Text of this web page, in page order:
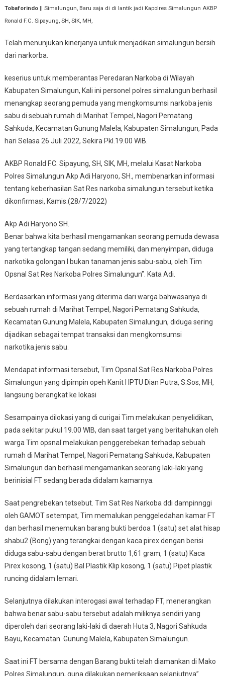
Tobaforindo|| Simalungun, Baru saja di di lantik jadi Kapolres Simalungun AKBP
Ronald F.C. Sipayung, SH, SIK, MH,
Telah menunjukan kinerjanya untuk menjadikan simalungun bersih
dari narkorba.
keserius untuk memberantas Peredaran Narkoba di Wilayah
Kabupaten Simalungun, Kali ini personel polres simalungun berhasil
menangkap seorang pemuda yang mengkomsumsi narkoba jenis
sabu di sebuah rumah di Marihat Tempel, Nagori Pematang
Sahkuda, Kecamatan Gunung Malela, Kabupaten Simalungun, Pada
hari Selasa 26 Juli 2022, Sekira Pkl.19.00 WIB.
AKBP Ronald F.C. Sipayung, SH, SIK, MH, melalui Kasat Narkoba
Polres Simalungun Akp Adi Haryono, SH., membenarkan informasi
tentang keberhasilan Sat Res narkoba simalungun tersebut ketika
dikonfirmasi, Kamis.(28/7/2022)
Akp Adi Haryono SH.
Benar bahwa kita berhasil mengamankan seorang pemuda dewasa
yang tertangkap tangan sedang memiliki, dan menyimpan, diduga
narkotika golongan I bukan tanaman jenis sabu-sabu, oleh Tim
Opsnal Sat Res Narkoba Polres Simalungun”. Kata Adi.
Berdasarkan informasi yang diterima dari warga bahwasanya di
sebuah rumah di Marihat Tempel, Nagori Pematang Sahkuda,
Kecamatan Gunung Malela, Kabupaten Simalungun, diduga sering
dijadikan sebagai tempat transaksi dan mengkomsumsi
narkotika.jenis sabu.
Mendapat informasi tersebut, Tim Opsnal Sat Res Narkoba Polres
Simalungun yang dipimpin opeh Kanit I IPTU Dian Putra, S.Sos, MH,
langsung berangkat ke lokasi
Sesampainya dilokasi yang di curigai Tim melakukan penyelidikan,
pada sekitar pukul 19.00 WIB, dan saat target yang beritahukan oleh
warga Tim opsnal melakukan penggerebekan terhadap sebuah
rumah di Marihat Tempel, Nagori Pematang Sahkuda, Kabupaten
Simalungun dan berhasil mengamankan seorang laki-laki yang
berinisial FT sedang berada didalam kamarnya.
Saat pengrebekan tetsebut. Tim Sat Res Narkoba ddi dampinnggi
oleh GAMOT setempat, Tim memalukan penggeledahan kamar FT
dan berhasil menemukan barang bukti berdoa 1 (satu) set alat hisap
shabu2 (Bong) yang terangkai dengan kaca pirex dengan berisi
diduga sabu-sabu dengan berat brutto 1,61 gram, 1 (satu) Kaca
Pirex kosong, 1 (satu) Bal Plastik Klip kosong, 1 (satu) Pipet plastik
runcing didalam lemari.
Selanjutnya dilakukan interogasi awal terhadap FT, menerangkan
bahwa benar sabu-sabu tersebut adalah miliknya sendiri yang
diperoleh dari seorang laki-laki di daerah Huta 3, Nagori Sahkuda
Bayu, Kecamatan. Gunung Malela, Kabupaten Simalungun.
Saat ini FT bersama dengan Barang bukti telah diamankan di Mako
Polres Simalungun, guna dilakukan pemeriksaan selanjutnya”.